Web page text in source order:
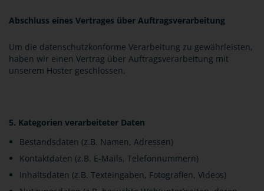
Abschluss eines Vertrages über Auftragsverarbeitung
Um die datenschutzkonforme Verarbeitung zu gewährleisten,
haben wir einen Vertrag über Auftragsverarbeitung mit
unserem Hoster geschlossen.
5. Kategorien verarbeiteter Daten
Bestandsdaten (z.B. Namen, Adressen)
Kontaktdaten (z.B. E-Mails, Telefonnummern)
Inhaltsdaten (z.B. Texteingaben, Fotografien, Videos)